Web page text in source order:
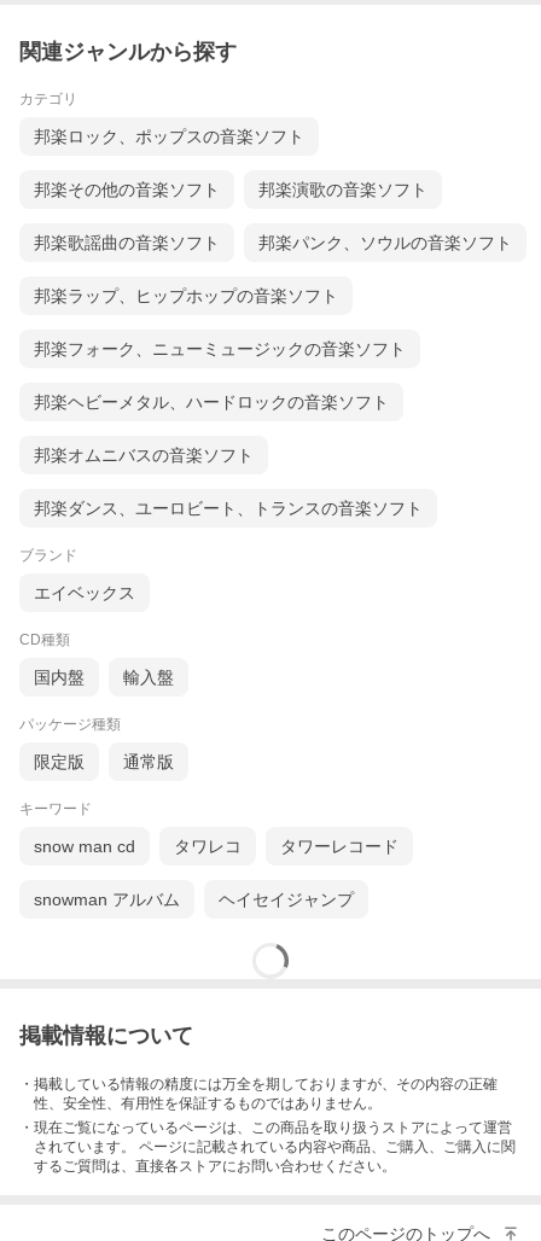
関連ジャンルから探す
カテゴリ
邦楽ロック、ポップスの音楽ソフト
邦楽その他の音楽ソフト 邦楽演歌の音楽ソフト
邦楽歌謡曲の音楽ソフト 邦楽パンク、ソウルの音楽ソフト
邦楽ラップ、ヒップホップの音楽ソフト
邦楽フォーク、ニューミュージックの音楽ソフト
邦楽ヘビーメタル、ハードロックの音楽ソフト
邦楽オムニバスの音楽ソフト
邦楽ダンス、ユーロビート、トランスの音楽ソフト
ブランド
エイベックス
CD種類
国内盤 輸入盤
パッケージ種類
限定版 通常版
キーワード
snow man cd タワレコ タワーレコード
snowman アルバム ヘイセイジャンプ
掲載情報について
・掲載している情報の精度には万全を期しておりますが、その内容の正確
性、安全性、有用性を保証するものではありません。
・現在ご覧になっているページは、この商品を取り扱うストアによって運営
されています。 ページに記載されている内容や商品、ご購入 、ご購入に関
するご質問は、直接各ストアにお問い合わせください。
このページのトップへ